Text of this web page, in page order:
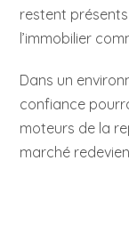
restent
l’immobilier
Dans un
confiance
moteurs de la
marché